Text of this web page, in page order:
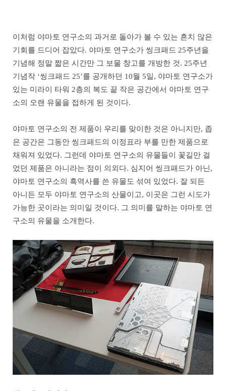
이처럼 야마토 연구소의 과거로 돌아가 볼 수 있는 흔치 않은
기회를 드디어 잡았다. 야마토 연구소가 씽크패드 25주년을
기념해 정말 짧은 시간만 그 보물 창고를 개방한 것. 25주년
기념작 ‘씽크패드 25’를 공개하던 10월 5일, 야마토 연구소가
있는 미라이 타워 2층의 복도 끝 작은 공간에서 야마토 연구
소의 오랜 유물을 접하게 된 것이다.
야마토 연구소의 전 제품이 우리를 맞이한 것은 아니지만, 좁
은 공간은 그동안 씽크패드의 이정표라 부를 만한 제품으로
채워져 있었다. 그런데 야마토 연구소의 유물들이 꽃길만 걸
었던 제품은 아니라는 점이 의외다. 심지어 씽크패드가 아닌,
야마토 연구소의 흑역사를 쓴 유물도 섞여 있었다. 잘 되든
아니든 모두 야마토 연구소의 산물이고, 이곳은 그런 시도가
가능한 곳이라는 의미일 것이다. 그 의미를 말하는 야마토 연
구소의 유물을 소개한다.